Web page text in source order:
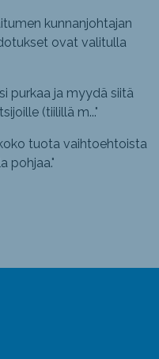
kunnanjohtajan
ovat valitulla
purkaa ja myydä siitä
(tiilillä m..."
tuota vaihtoehtoista
pohjaa."